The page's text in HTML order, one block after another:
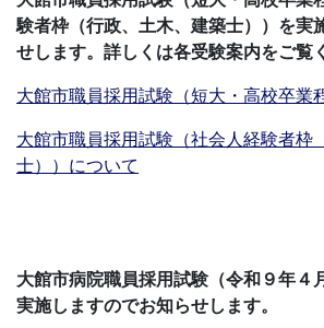
験者枠（行政、土木、建築士））を実
せします。詳しくは各受験案内をご覧
大館市職員採用試験（短大・高校卒業
大館市職員採用試験（社会人経験者枠
士））について
大館市病院職員採用試験（令和９年４
実施しますのでお知らせします。